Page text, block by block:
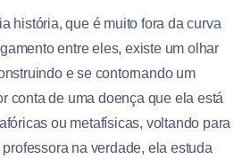
história, que é muito fora da curva
entre eles, existe um olhar
e se contornando um
conta de uma doença que ela está
ou metafísicas, voltando para
na verdade, ela estuda